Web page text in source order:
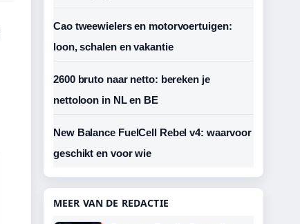
Cao tweewielers en motorvoertuigen:
loon, schalen en vakantie
2600 bruto naar netto: bereken je
nettoloon in NL en BE
New Balance FuelCell Rebel v4: waarvoor
geschikt en voor wie
MEER VAN DE REDACTIE